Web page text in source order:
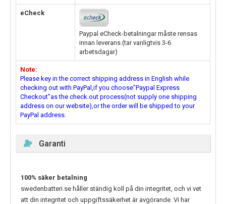
eCheck
Paypal eCheck-betalningar måste rensas
innan leverans.(tar vanligtvis 3-6
arbetsdagar)
Note:
Please key in the correct shipping address in English while
checking out with PayPal,if you choose"Paypal Express
Checkout"as the check out process(not supply one shipping
address on our website),or the order will be shipped to your
PayPal address.
Garanti
100% säker betalning
swedenbatteri.se håller ständig koll på din integritet, och vi vet
att din integritet och uppgiftssäkerhet är avgörande. Vi har